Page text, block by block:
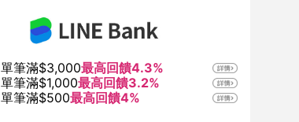
單筆滿$3,000最高回饋4.3%
單筆滿$1,000最高回饋3.2%
單筆滿$500最高回饋4%